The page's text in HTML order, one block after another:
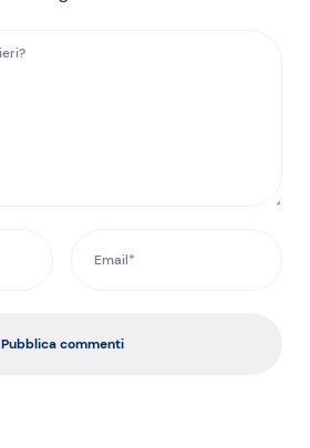
Pubblica commenti